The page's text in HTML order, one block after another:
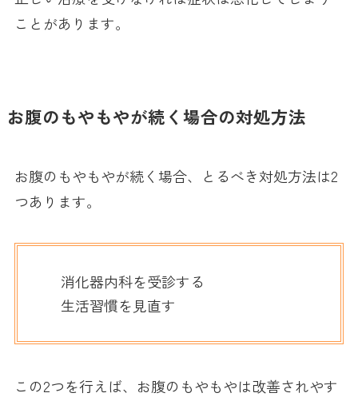
ことがあります。
お腹のもやもやが続く場合の対処方法
お腹のもやもやが続く場合、とるべき対処方法は2
つあります。
消化器内科を受診する
生活習慣を見直す
この2つを行えば、お腹のもやもやは改善されやす